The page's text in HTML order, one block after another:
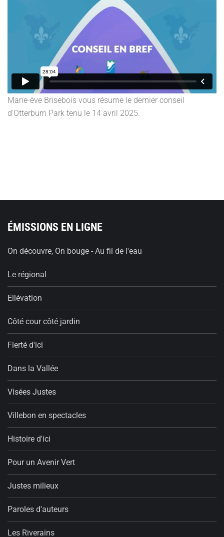
Marie-ève Brisebois vous résume le dernier conseil
d'Otterburn Park tenu le 14 avril 2025.
ÉMISSIONS EN LIGNE
On découvre, On bouge - Au fil de l'eau
Le régional
Ellévation
Côté cour côté jardin
Fierté d'ici
Dans la Vallée
Visées Justes
Villebon en spectacles
Histoire d'ici
Pour un Avenir Vert
Justes milieux
Paroles d'auteurs
Les Riverains